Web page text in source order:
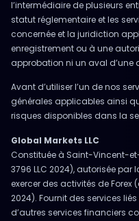
l’intermédiaire de plusieurs
statut réglementaire et les
concernée et la juridiction
enregistrement ou à une
approbation ni un aval d’une
Avant d’utiliser l’un de nos
générales applicables ainsi
risques disponibles dans la
Global Markets LLC
Constituée à Saint-Vincent-
3796 LLC 2024), autorisée
exercer des activités de
2024). Fournit des services
d’autres services financiers